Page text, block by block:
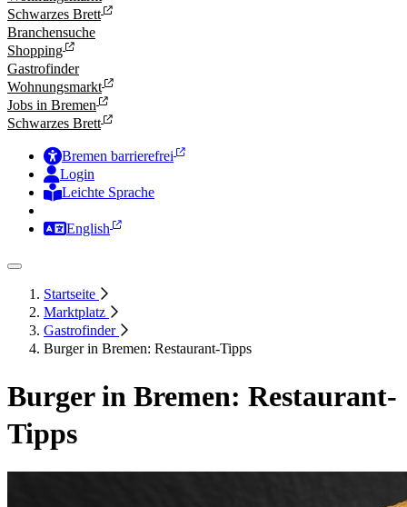
Schwarzes Brett
Branchensuche
Shopping
Gastrofinder
Wohnungsmarkt
Jobs in Bremen
Schwarzes Brett
Bremen barrierefrei
Login
Leichte Sprache
English
Startseite
Marktplatz
Gastrofinder
Burger in Bremen: Restaurant-Tipps
Burger in Bremen: Restaurant-
Tipps